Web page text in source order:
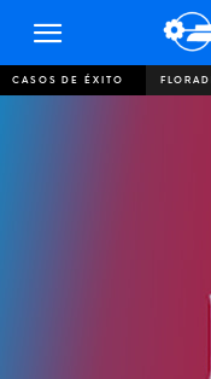
Publiespaña
CASOS DE ÉXITO